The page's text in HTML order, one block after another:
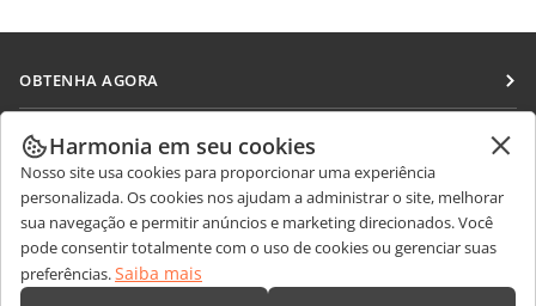
OBTENHA AGORA
Docs
DocSpace
Workspace
Conectores
Aplicativos para desktop
COLABORAR
Para colaboradores
Para tradutores
Para influenciadores
Vagas
RECEBA NOTÍCIAS
Blog
OBTER AJUDA
Fórum
Harmonia em seu cookies
Nosso site usa cookies para proporcionar uma experiência
personalizada. Os cookies nos ajudam a administrar o site, melhorar
sua navegação e permitir anúncios e marketing direcionados. Você
pode consentir totalmente com o uso de cookies ou gerenciar suas
preferências.Saiba mais